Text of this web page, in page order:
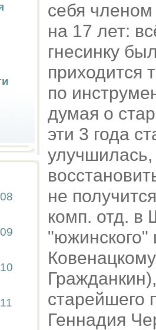
себя
на 17 лет:
гнесинку
приходится
по
думая о
эти 3 года
не
комп. отд. в
"южинского"
старейшего
Геннадия